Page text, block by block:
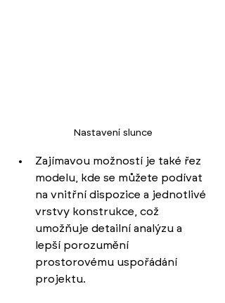
Nastavení slunce
Zajímavou možností je také řez
modelu, kde se můžete podívat
na vnitřní dispozice a jednotlivé
vrstvy konstrukce, což
umožňuje detailní analýzu a
lepší porozumění
prostorovému uspořádání
projektu.